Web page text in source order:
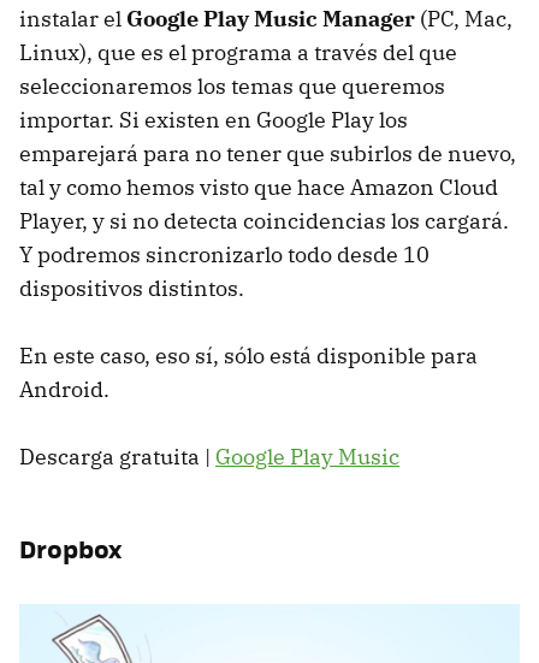
instalar el Google Play Music Manager (PC, Mac,
Linux), que es el programa a través del que
seleccionaremos los temas que queremos
importar. Si existen en Google Play los
emparejará para no tener que subirlos de nuevo,
tal y como hemos visto que hace Amazon Cloud
Player, y si no detecta coincidencias los cargará.
Y podremos sincronizarlo todo desde 10
dispositivos distintos.
En este caso, eso sí, sólo está disponible para
Android.
Descarga gratuita | Google Play Music
Dropbox